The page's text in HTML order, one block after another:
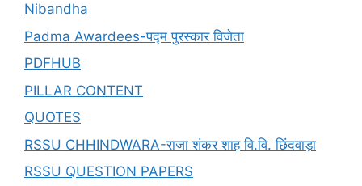
Nibandha
Padma Awardees-पद्म पुरस्कार विजेता
PDFHUB
PILLAR CONTENT
QUOTES
RSSU CHHINDWARA-राजा शंकर शाह वि.वि. छिंदवाड़ा
RSSU QUESTION PAPERS